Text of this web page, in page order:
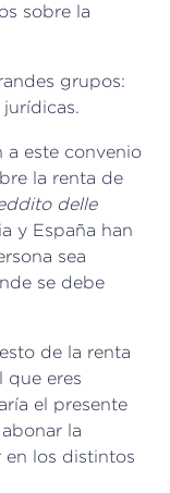
sobre la
grupos:
jurídicas.
a este convenio
la renta de
delle
y España han
sea
se debe
de la renta
que eres
el presente
la
en los distintos